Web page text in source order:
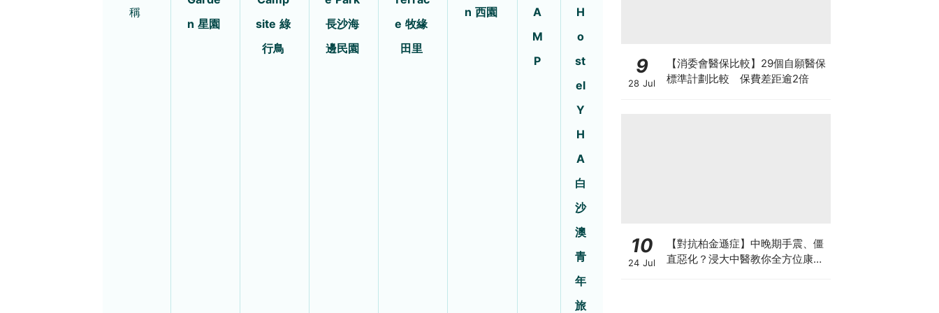
稱
n 星園
site 綠
行鳥
長沙海
邊民園
e 牧緣
田里
n 西園
A
M
P
H
o
st
el
Y
H
A
白
沙
澳
青
年
旅
9
28 Jul
【消委會醫保比較】29個自願醫保
標準計劃比較 保費差距逾2倍
10
24 Jul
【對抗柏金遜症】中晚期手震、僵
直惡化？浸大中醫教你全方位康復